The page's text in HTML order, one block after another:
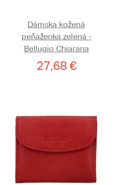
Dámska kožená
peňaženka zelená -
Bellugio Chiarana
27,68 €